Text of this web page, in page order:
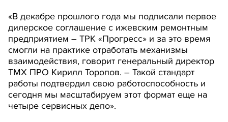
«В декабре прошлого года мы подписали первое
дилерское соглашение с ижевским ремонтным
предприятием – ТРК «Прогресс» и за это время
смогли на практике отработать механизмы
взаимодействия, говорит генеральный директор
ТМХ ПРО Кирилл Торопов. – Такой стандарт
работы подтвердил свою работоспособность и
сегодня мы масштабируем этот формат еще на
четыре сервисных депо».